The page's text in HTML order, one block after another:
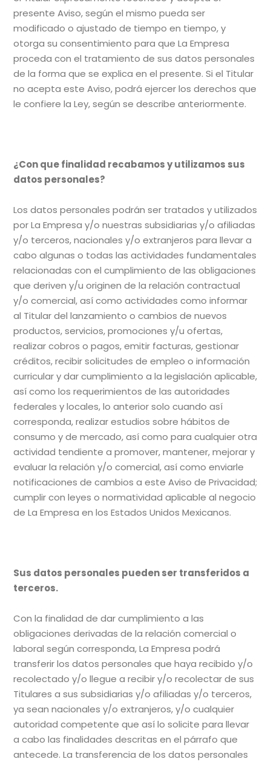
presente Aviso, según el mismo pueda ser
modificado o ajustado de tiempo en tiempo, y
otorga su consentimiento para que La Empresa
proceda con el tratamiento de sus datos personales
de la forma que se explica en el presente. Si el Titular
no acepta este Aviso, podrá ejercer los derechos que
le confiere la Ley, según se describe anteriormente.
¿Con que finalidad recabamos y utilizamos sus
datos personales?
Los datos personales podrán ser tratados y utilizados
por La Empresa y/o nuestras subsidiarias y/o afiliadas
y/o terceros, nacionales y/o extranjeros para llevar a
cabo algunas o todas las actividades fundamentales
relacionadas con el cumplimiento de las obligaciones
que deriven y/u originen de la relación contractual
y/o comercial, así como actividades como informar
al Titular del lanzamiento o cambios de nuevos
productos, servicios, promociones y/u ofertas,
realizar cobros o pagos, emitir facturas, gestionar
créditos, recibir solicitudes de empleo o información
curricular y dar cumplimiento a la legislación aplicable,
así como los requerimientos de las autoridades
federales y locales, lo anterior solo cuando así
corresponda, realizar estudios sobre hábitos de
consumo y de mercado, así como para cualquier otra
actividad tendiente a promover, mantener, mejorar y
evaluar la relación y/o comercial, así como enviarle
notificaciones de cambios a este Aviso de Privacidad;
cumplir con leyes o normatividad aplicable al negocio
de La Empresa en los Estados Unidos Mexicanos.
Sus datos personales pueden ser transferidos a
terceros.
Con la finalidad de dar cumplimiento a las
obligaciones derivadas de la relación comercial o
laboral según corresponda, La Empresa podrá
transferir los datos personales que haya recibido y/o
recolectado y/o llegue a recibir y/o recolectar de sus
Titulares a sus subsidiarias y/o afiliadas y/o terceros,
ya sean nacionales y/o extranjeros, y/o cualquier
autoridad competente que así lo solicite para llevar
a cabo las finalidades descritas en el párrafo que
antecede. La transferencia de los datos personales